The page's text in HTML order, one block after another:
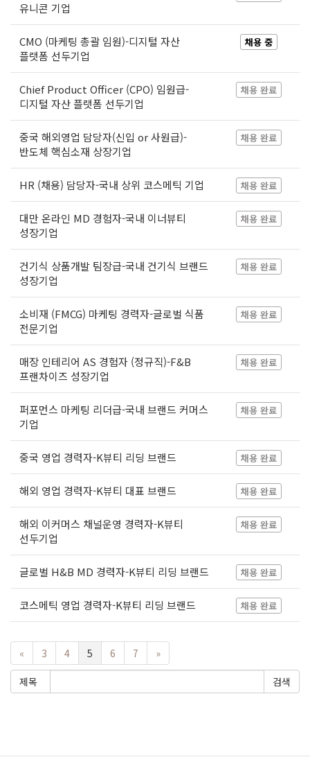
유니콘 기업
CMO (마케팅 총괄 임원)-디지털 자산
플랫폼 선두기업
채용 중
Chief Product Officer (CPO) 임원급-
디지털 자산 플랫폼 선두기업
채용 완료
중국 해외영업 담당자(신입 or 사원급)-
반도체 핵심소재 상장기업
채용 완료
HR (채용) 담당자-국내 상위 코스메틱 기업 채용 완료
대만 온라인 MD 경험자-국내 이너뷰티
성장기업
채용 완료
건기식 상품개발 팀장급-국내 건기식 브랜드
성장기업
채용 완료
소비재 (FMCG) 마케팅 경력자-글로벌 식품
전문기업
채용 완료
매장 인테리어 AS 경험자 (정규직)-F&B
프랜차이즈 성장기업
채용 완료
퍼포먼스 마케팅 리더급-국내 브랜드 커머스
기업
채용 완료
중국 영업 경력자-K뷰티 리딩 브랜드 채용 완료
해외 영업 경력자-K뷰티 대표 브랜드 채용 완료
해외 이커머스 채널운영 경력자-K뷰티
선두기업
채용 완료
글로벌 H&B MD 경력자-K뷰티 리딩 브랜드 채용 완료
코스메틱 영업 경력자-K뷰티 리딩 브랜드 채용 완료
« 3 4 5 6 7 »
제목